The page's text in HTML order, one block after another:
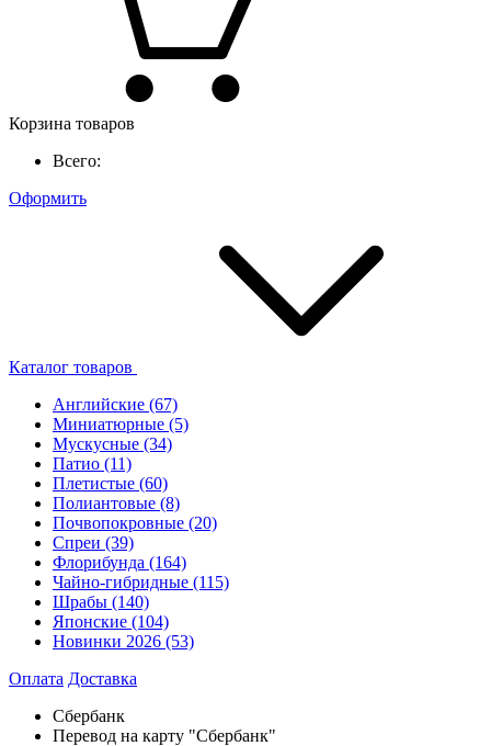
Корзина товаров
Всего:
Оформить
Каталог товаров
Английские (67)
Миниатюрные (5)
Мускусные (34)
Патио (11)
Плетистые (60)
Полиантовые (8)
Почвопокровные (20)
Спреи (39)
Флорибунда (164)
Чайно-гибридные (115)
Шрабы (140)
Японские (104)
Новинки 2026 (53)
Оплата Доставка
Сбербанк
Перевод на карту "Сбербанк"